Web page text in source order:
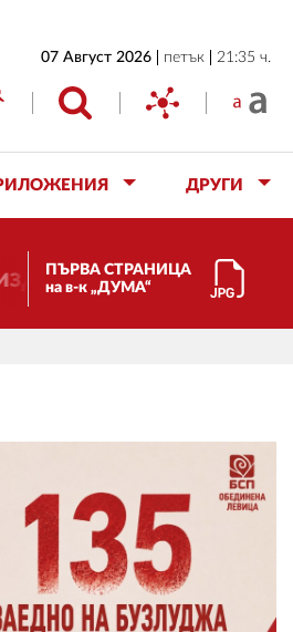
07 Август 2026 петък 21:35 ч.
ДРУГИ
ще продължи да
ПЪРВА СТРАНИЦА
на в-к „ДУМА“
ИКОНОМИКА
ОБЩЕСТВО
АВТОРИ